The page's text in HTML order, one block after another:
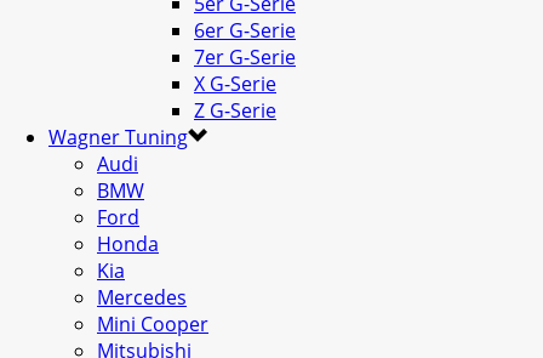
6er G-Serie
7er G-Serie
X G-Serie
Z G-Serie
Wagner Tuning
Audi
BMW
Ford
Honda
Kia
Mercedes
Mini Cooper
Mitsubishi